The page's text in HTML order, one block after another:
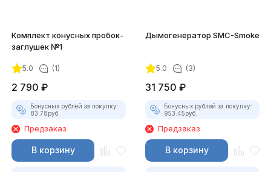
Комплект конусных пробок-
заглушек №1
5.0 (1)
2 790 ₽
Бонусных рублей за покупку:
83.78руб.
Предзаказ
В корзину
Дымогенератор SMC-Smoke
5.0 (3)
31 750 ₽
Бонусных рублей за покупку:
953.45руб.
Предзаказ
В корзину